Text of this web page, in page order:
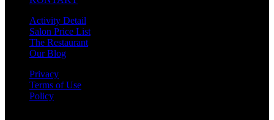
Activity Detail
Salon Price List
The Restaurant
Our Blog
Privacy
Terms of Use
Policy